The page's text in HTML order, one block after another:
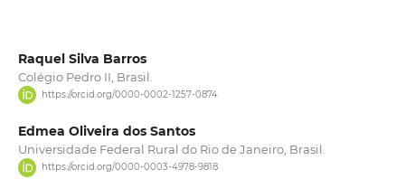
Raquel Silva Barros
Colégio Pedro II, Brasil.
https://orcid.org/0000-0002-1257-0874
Edmea Oliveira dos Santos
Universidade Federal Rural do Rio de Janeiro, Brasil.
https://orcid.org/0000-0003-4978-9818